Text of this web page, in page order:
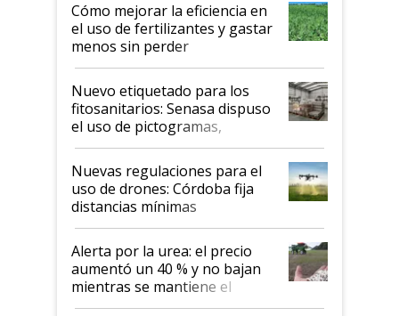
Cómo mejorar la eficiencia en
el uso de fertilizantes y gastar
menos sin perder
productividad en la campaña
fina
Nuevo etiquetado para los
fitosanitarios: Senasa dispuso
el uso de pictogramas,
palabras de advertencia e
indicaciones
Nuevas regulaciones para el
uso de drones: Córdoba fija
distancias mínimas
Alerta por la urea: el precio
aumentó un 40 % y no bajan
mientras se mantiene el
conflicto en Medio Oriente